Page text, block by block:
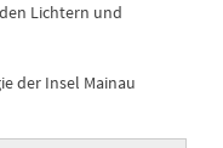
Lichtern und
der Insel Mainau